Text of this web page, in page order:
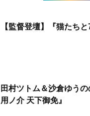
【監督登壇】『猫たち
田村ツトム＆沙倉ゆう
用ノ介 天下御免』